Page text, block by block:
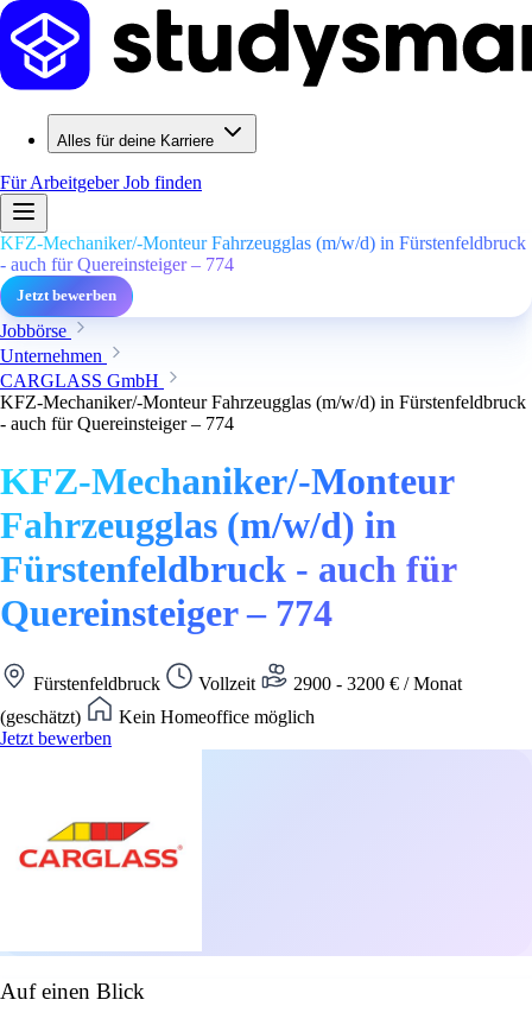
Alles für deine Karriere
Für ArbeitgeberJob finden
KFZ-Mechaniker/-Monteur Fahrzeugglas (m/w/d) in Fürstenfeldbruck
- auch für Quereinsteiger – 774
Jetzt bewerben
Jobbörse
Unternehmen
CARGLASS GmbH
KFZ-Mechaniker/-Monteur Fahrzeugglas (m/w/d) in Fürstenfeldbruck
- auch für Quereinsteiger – 774
KFZ-Mechaniker/-Monteur
Fahrzeugglas (m/w/d) in
Fürstenfeldbruck - auch für
Quereinsteiger – 774
Fürstenfeldbruck Vollzeit
2900 - 3200 € / Monat
(geschätzt)
Kein Homeoffice möglich
Jetzt bewerben
Auf einen Blick